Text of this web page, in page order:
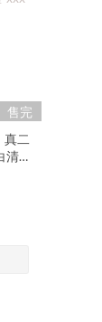
售完
真二
清新
-